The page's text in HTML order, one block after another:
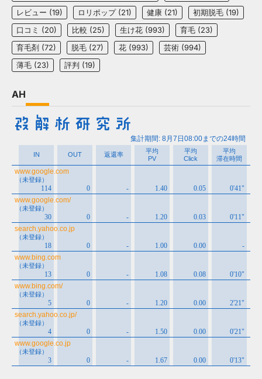
レビュー (19) ロリポップ(21) 健康 (21) 初期脱毛 (19)
口コミ (20) 比較 (25) 生け花 (993) 育毛 (23)
育毛剤 (72) 脱毛 (27) 花 (993) 芸術 (994)
薄毛 (23) 評判 (19)
AH